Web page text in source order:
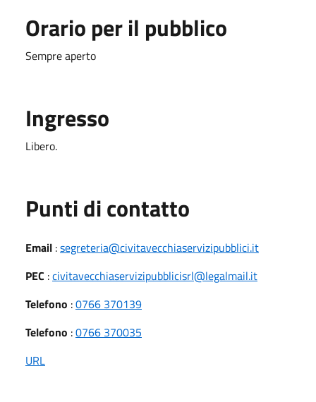
Orario per il pubblico
Sempre aperto
Ingresso
Libero.
Punti di contatto
Email :segreteria@civitavecchiaservizipubblici.it
PEC :civitavecchiaservizipubblicisrl@legalmail.it
Telefono :0766 370139
Telefono :0766 370035
URL